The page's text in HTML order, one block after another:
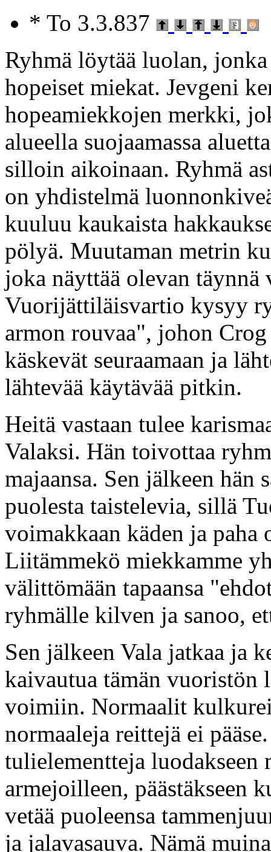
* To 3.3.837
Ryhmä löytää luolan,
hopeiset miekat. Jevgeni
hopeamiekkojen merkki,
alueella suojaamassa
silloin aikoinaan. Ryhmä
on yhdistelmä
kuuluu kaukaista
pölyä. Muutaman metrin
joka näyttää olevan
Vuorijättiläisvartio kysyy
armon rouvaa", johon
käskevät seuraamaan ja
lähtevää käytävää pitkin.
Heitä vastaan tulee
Valaksi. Hän toivottaa
majaansa. Sen jälkeen hän
puolesta taistelevia, sillä
voimakkaan käden ja
Liitämmekö miekkamme
välittömään tapaansa
ryhmälle kilven ja sanoo,
Sen jälkeen Vala jatkaa ja
kaivautua tämän vuoristön
voimiin. Normaalit
normaaleja reittejä ei
tulielementteja luodakseen
armejoilleen, päästäkseen
vetää puoleensa
ja jalavasauva. Nämä